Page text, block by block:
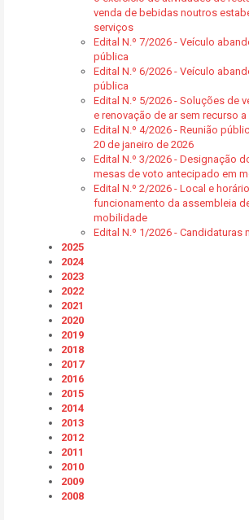
venda de bebidas noutros
serviços
Edital N.º 7/2026 - Veículo
pública
Edital N.º 6/2026 - Veículo
pública
Edital N.º 5/2026 - Soluções de
e renovação de ar sem recurso
Edital N.º 4/2026 - Reunião
20 de janeiro de 2026
Edital N.º 3/2026 - Designação
mesas de voto antecipado em
Edital N.º 2/2026 - Local e
funcionamento da assembleia
mobilidade
Edital N.º 1/2026 - Candidaturas
2025
2024
2023
2022
2021
2020
2019
2018
2017
2016
2015
2014
2013
2012
2011
2010
2009
2008